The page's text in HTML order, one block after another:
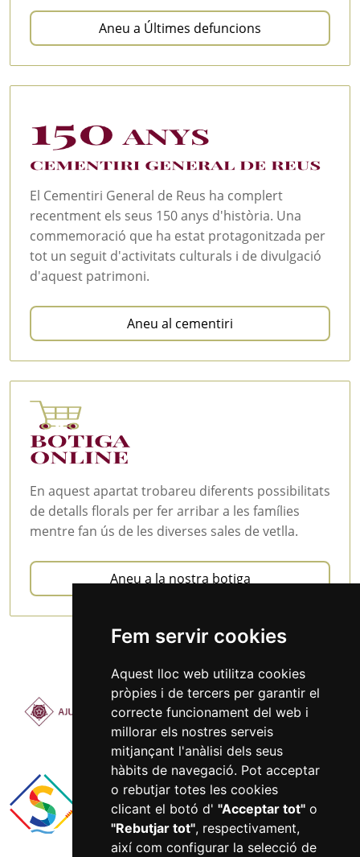
Fem servir cookies
Aquest lloc web utilitza cookies
pròpies i de tercers per garantir el
correcte funcionament del web i
millorar els nostres serveis
mitjançant l'anàlisi dels seus
hàbits de navegació. Pot acceptar
o rebutjar totes les cookies
clicant el botó d' "Acceptar tot"o
"Rebutjar tot", respectivament,
així com configurar la selecció de
Aneu a Últimes defuncions
El Cementiri General de Reus ha complert
recentment els seus 150 anys d'història. Una
commemoració que ha estat protagonitzada per
tot un seguit d'activitats culturals i de divulgació
d'aquest patrimoni.
Aneu al cementiri
En aquest apartat trobareu diferents possibilitats
de detalls florals per fer arribar a les famílies
mentre fan ús de les diverses sales de vetlla.
Aneu a la nostra botiga